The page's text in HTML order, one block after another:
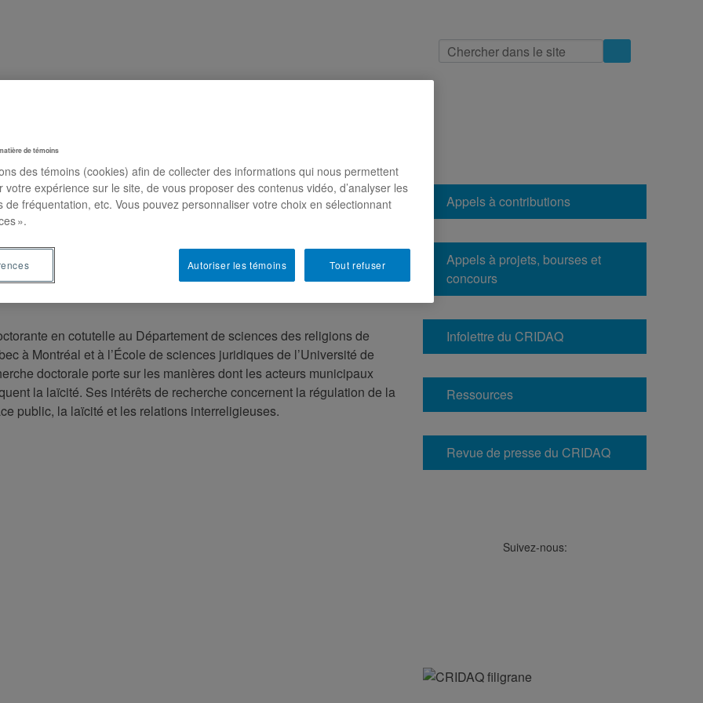
responsable des communications
en cotutelle au Département de sciences des religions de
à Montréal et à l’École de sciences juridiques de l’Université de
doctorale porte sur les manières dont les acteurs municipaux
la laïcité. Ses intérêts de recherche concernent la régulation de la
public, la laïcité et les relations interreligieuses.
Appels à contributions
Appels à projets, bourses et
concours
Infolettre du CRIDAQ
Ressources
Revue de presse du CRIDAQ
Suivez-nous:
de témoins
des témoins (cookies) afin de collecter des informations qui nous permettent
votre expérience sur le site, de vous proposer des contenus vidéo, d’analyser les
de fréquentation, etc. Vous pouvez personnaliser votre choix en sélectionnant
».
Tout refuser
Autoriser les témoins